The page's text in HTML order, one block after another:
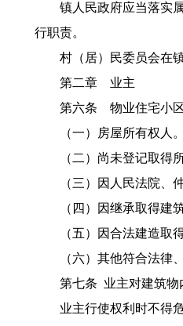
镇人民政府应当落实属
行职责。
村（居）民委员会在镇
第二章 业主
第六条 物业住宅小区
（一）房屋所有权人。
（二）尚未登记取得所
（三）因人民法院、仲
（四）因继承取得建筑
（五）因合法建造取得
（六）其他符合法律、
第七条 业主对建筑物内
业主行使权利时不得危